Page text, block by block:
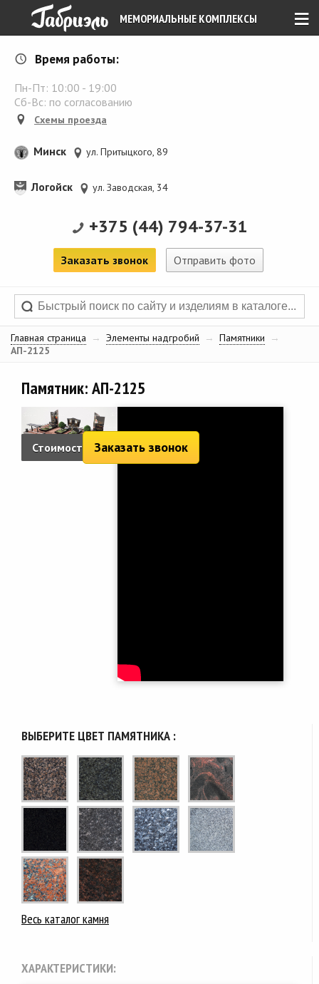
≡
МЕМОРИАЛЬНЫЕ КОМПЛЕКСЫ
Время работы:
Пн-Пт: 10:00 - 19:00
Сб-Вс: по согласованию
Схемы проезда
Минск ул. Притыцкого, 89
Логойск ул. Заводская, 34
+375 (44) 794-37-31
Заказать звонок Отправить фото
Главная страница → Элементы надгробий → Памятники
→
АП-2125
Памятник: АП-2125
Стоимость: 8 537 руб.
Заказать звонок
ВЫБЕРИТЕ ЦВЕТ ПАМЯТНИКА :
Весь каталог камня
ХАРАКТЕРИСТИКИ: